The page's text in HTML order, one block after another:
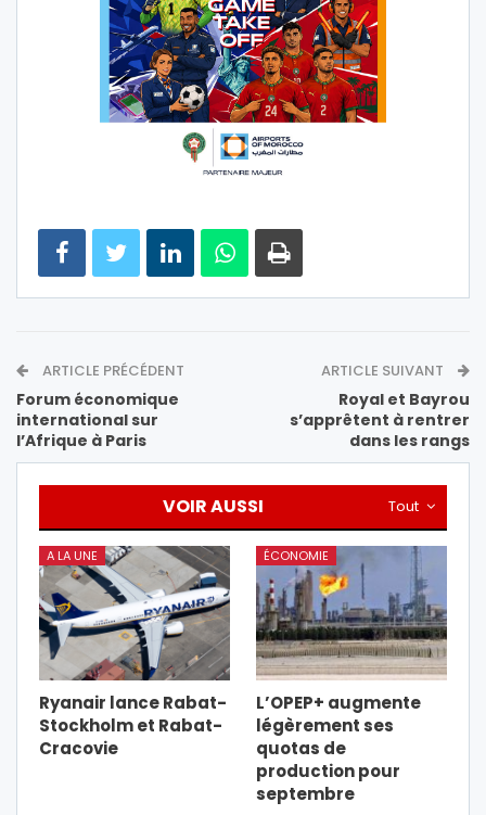
ARTICLE PRÉCÉDENT
Forum économique
international sur
l’Afrique à Paris
ARTICLE SUIVANT
Royal et Bayrou
s’apprêtent à rentrer
dans les rangs
Tout
VOIR AUSSI
A LA UNE
Ryanair lance Rabat-
Stockholm et Rabat-
Cracovie
ÉCONOMIE
L’OPEP+ augmente
légèrement ses
quotas de
production pour
septembre